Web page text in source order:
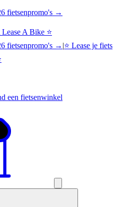
fietsenpromo's →
A Bike ⭐
fietsenpromo's → |⭐ Lease je fiets
een fietsenwinkel